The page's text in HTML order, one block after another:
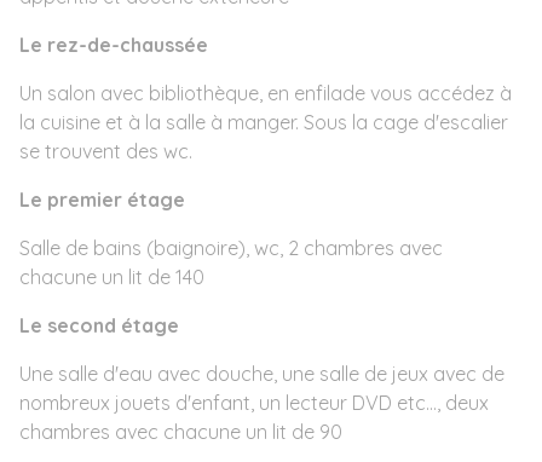
Le rez-de-chaussée
Un salon avec bibliothèque, en enfilade vous accédez à
la cuisine et à la salle à manger. Sous la cage d'escalier
se trouvent des wc.
Le premier étage
Salle de bains (baignoire), wc, 2 chambres avec
chacune un lit de 140
Le second étage
Une salle d'eau avec douche, une salle de jeux avec de
nombreux jouets d'enfant, un lecteur DVD etc..., deux
chambres avec chacune un lit de 90